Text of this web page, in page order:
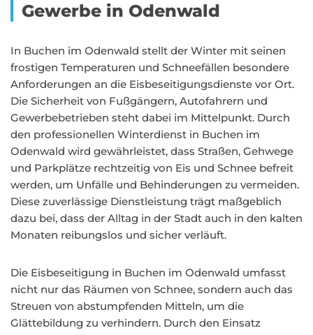
Gewerbe in Odenwald
In Buchen im Odenwald stellt der Winter mit seinen
frostigen Temperaturen und Schneefällen besondere
Anforderungen an die Eisbeseitigungsdienste vor Ort.
Die Sicherheit von Fußgängern, Autofahrern und
Gewerbebetrieben steht dabei im Mittelpunkt. Durch
den professionellen Winterdienst in Buchen im
Odenwald wird gewährleistet, dass Straßen, Gehwege
und Parkplätze rechtzeitig von Eis und Schnee befreit
werden, um Unfälle und Behinderungen zu vermeiden.
Diese zuverlässige Dienstleistung trägt maßgeblich
dazu bei, dass der Alltag in der Stadt auch in den kalten
Monaten reibungslos und sicher verläuft.
Die Eisbeseitigung in Buchen im Odenwald umfasst
nicht nur das Räumen von Schnee, sondern auch das
Streuen von abstumpfenden Mitteln, um die
Glättebildung zu verhindern. Durch den Einsatz